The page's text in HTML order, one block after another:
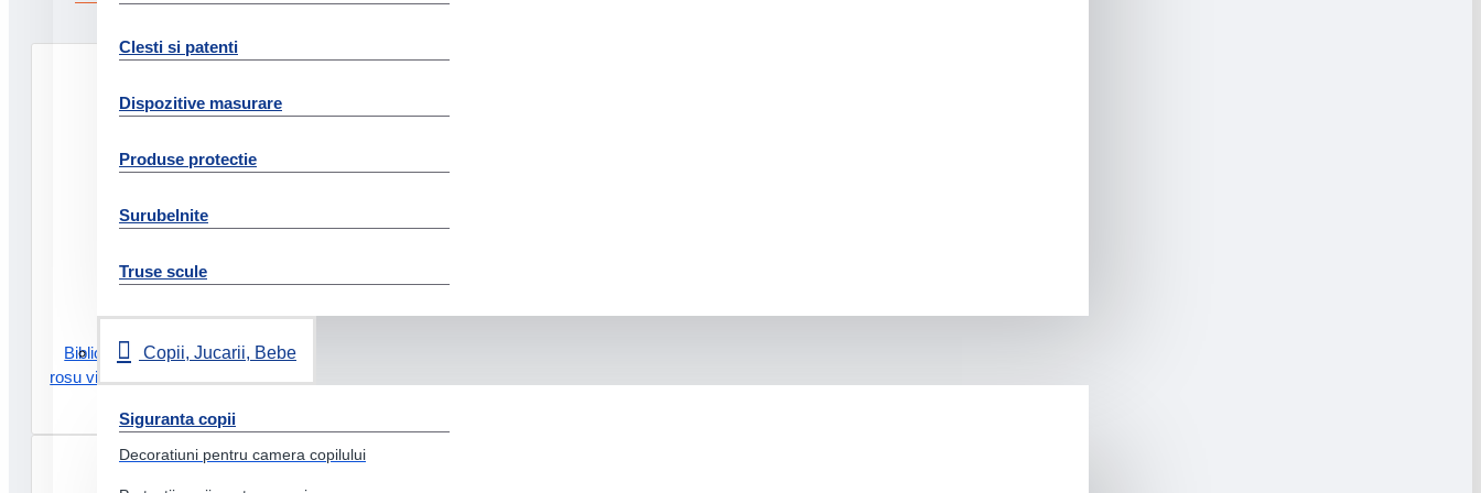
Clesti si patenti
Dispozitive masurare
Produse protectie
Surubelnite
Truse scule
Copii, Jucarii, Bebe
Siguranta copii
Decoratiuni pentru camera copilului
Biblioraft carton reciclat 5 cm
rosu vivida nr1 power fsc esselte